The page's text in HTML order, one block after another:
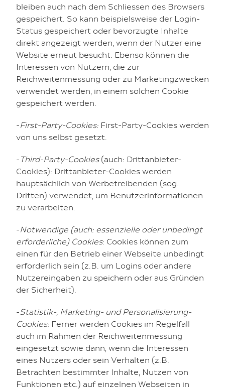
bleiben auch nach dem Schliessen des Browsers
gespeichert. So kann beispielsweise der Login-
Status gespeichert oder bevorzugte Inhalte
direkt angezeigt werden, wenn der Nutzer eine
Website erneut besucht. Ebenso können die
Interessen von Nutzern, die zur
Reichweitenmessung oder zu Marketingzwecken
verwendet werden, in einem solchen Cookie
gespeichert werden.
-First-Party-Cookies: First-Party-Cookies werden
von uns selbst gesetzt.
- Third-Party-Cookies (auch: Drittanbieter-
Cookies): Drittanbieter-Cookies werden
hauptsächlich von Werbetreibenden (sog.
Dritten) verwendet, um Benutzerinformationen
zu verarbeiten.
-Notwendige (auch: essenzielle oder unbedingt
erforderliche) Cookies: Cookies können zum
einen für den Betrieb einer Webseite unbedingt
erforderlich sein (z.B. um Logins oder andere
Nutzereingaben zu speichern oder aus Gründen
der Sicherheit).
-Statistik-, Marketing- und Personalisierung-
Cookies: Ferner werden Cookies im Regelfall
auch im Rahmen der Reichweitenmessung
eingesetzt sowie dann, wenn die Interessen
eines Nutzers oder sein Verhalten (z.B.
Betrachten bestimmter Inhalte, Nutzen von
Funktionen etc.) auf einzelnen Webseiten in